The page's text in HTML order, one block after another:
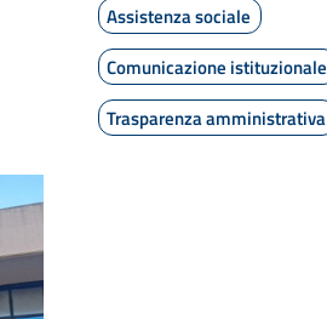
Assistenza sociale
Comunicazione istituzionale
Trasparenza amministrativa